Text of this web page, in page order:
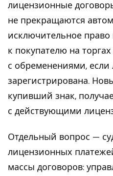
лицензионные
не прекращаются
исключительное право
к покупателю на
с обременениями,
зарегистрирована.
купивший знак,
с действующими
Отдельный вопрос —
лицензионных
массы договоров: